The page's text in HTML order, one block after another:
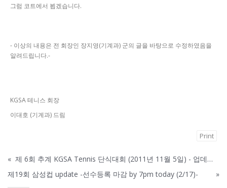
그럼 코트에서 뵙겠습니다.
- 이상의 내용은 전 회장인 장지영(기계과) 군의 글을 바탕으로 수정하였음을
알려드립니다.-
KGSA 테니스 회장
이대호 (기계과) 드림
Print
«
제 6회 추계 KGSA Tennis 단식대회 (2011년 11월 5일) - 업데이트
제19회 삼성컵 update -선수등록 마감 by 7pm today (2/17)-
»